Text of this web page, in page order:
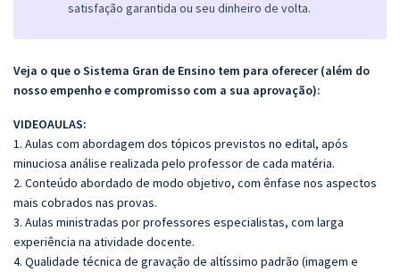
satisfação garantida ou seu dinheiro de volta.
Veja o que o Sistema Gran de Ensino tem para oferecer (além do
nosso empenho e compromisso com a sua aprovação):
VIDEOAULAS:
1. Aulas com abordagem dos tópicos previstos no edital, após
minuciosa análise realizada pelo professor de cada matéria.
2. Conteúdo abordado de modo objetivo, com ênfase nos aspectos
mais cobrados nas provas.
3. Aulas ministradas por professores especialistas, com larga
experiência na atividade docente.
4. Qualidade técnica de gravação de altíssimo padrão (imagem e